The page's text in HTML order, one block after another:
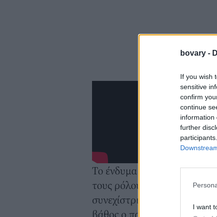
bovary -
If you wish
sensitive
confirm
continue
information
further
I want
Το ένδυμα γίνεται ένα
τους ρόλους της κόρης, της
συνεχίστριας ενός
βάθος ο παππούς της. Μέσα